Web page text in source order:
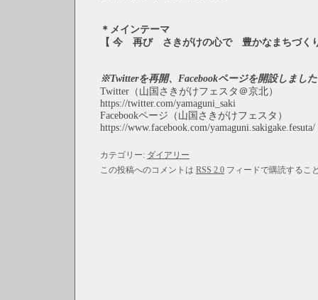
＊メインテーマ
【 今 再び さきがけの心で 豊かなまちづく
※Twitterを再開、Facebookページを開設しました
Twitter（山国さきがけフェスタ＠京北）
https://twitter.com/yamaguni_saki
Facebookページ（山国さきがけフェスタ）
https://www.facebook.com/yamaguni.sakigake.fesuta/
カテゴリー: ダイアリー
この投稿へのコメントは RSS 2.0 フィードで購読するこ